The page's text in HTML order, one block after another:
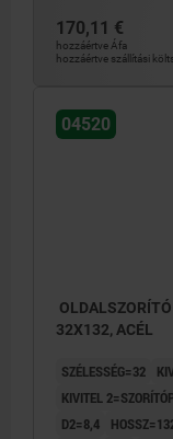
170,11 €
hozzáértve Áfa
hozzáértve szállítási
04520
32X132, ACÉL
SZÉLESSÉG=32
KIVITEL
D2=8,4